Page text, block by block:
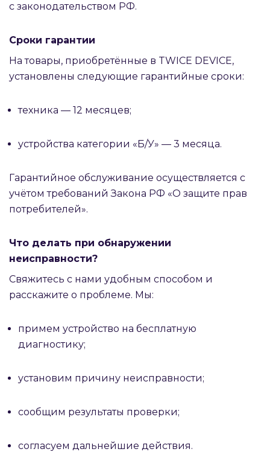
с законодательством РФ.
Сроки гарантии
На товары, приобретённые в TWICE DEVICE,
установлены следующие гарантийные сроки:
техника — 12 месяцев;
устройства категории «Б/У» — 3 месяца.
Гарантийное обслуживание осуществляется с
учётом требований Закона РФ «О защите прав
потребителей».
Что делать при обнаружении
неисправности?
Свяжитесь с нами удобным способом и
расскажите о проблеме. Мы:
примем устройство на бесплатную
диагностику;
установим причину неисправности;
сообщим результаты проверки;
согласуем дальнейшие действия.